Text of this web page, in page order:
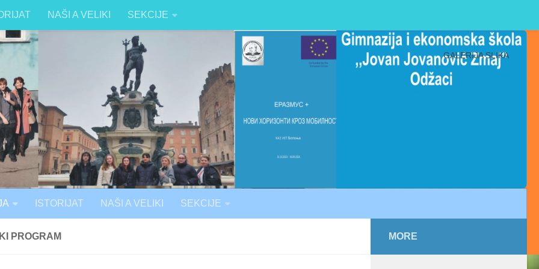
NAŠI A VELIKI SEKCIJE
GALERIJA SLIKA
ISTORIJAT NAŠI A VELIKI SEKCIJE
PROGRAM MORE